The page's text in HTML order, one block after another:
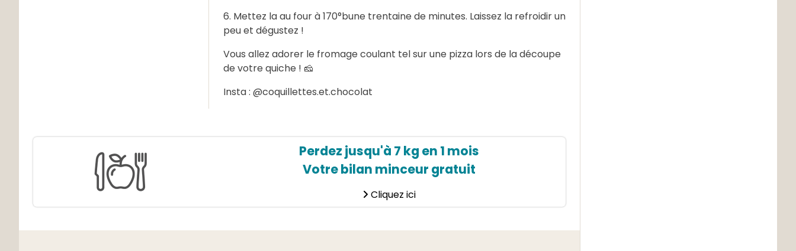
6. Mettez la au four à 170°bune trentaine de minutes. Laissez la refroidir un
peu et dégustez !
Vous allez adorer le fromage coulant tel sur une pizza lors de la découpe
de votre quiche ! 🧀
Insta : @coquillettes.et.chocolat
Perdez jusqu'à 7 kg en 1 mois
Votre bilan minceur gratuit
Cliquez ici